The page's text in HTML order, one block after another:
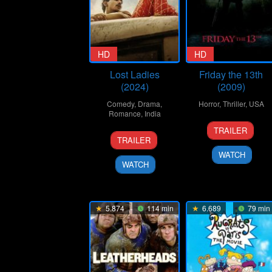
HD
Lost Ladies
(2024)
Comedy, Drama,
Romance, India
1
Mar
2024
Kiran
Rao
TRAILER
WATCH
HD
Friday the 13th
(2009)
Horror, Thriller, USA
11
Feb
2009
Marcus
Nispel
TRAILER
WATCH
5.874 114 min 6.689 79 min